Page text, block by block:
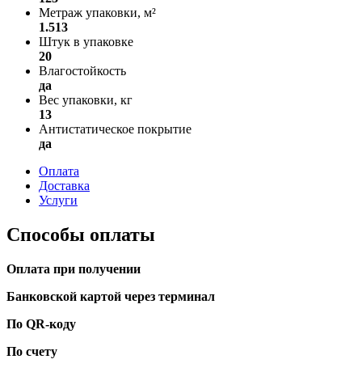
Метраж упаковки, м²
1.513
Штук в упаковке
20
Влагостойкость
да
Вес упаковки, кг
13
Антистатическое покрытие
да
Оплата
Доставка
Услуги
Способы оплаты
Оплата при получении
Банковской картой через терминал
По QR-коду
По счету